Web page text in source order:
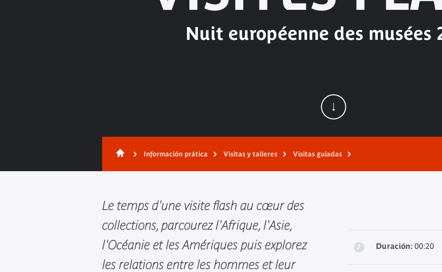
Nuit européenne des musées
Información prática Visitas y talleres Visitas guiadas
Le temps d'une visite flash au cœur des
collections, parcourez l'Afrique, l'Asie,
l'Océanie et les Amériques puis explorez
les relations entre les hommes et leur
Duración: 00:20